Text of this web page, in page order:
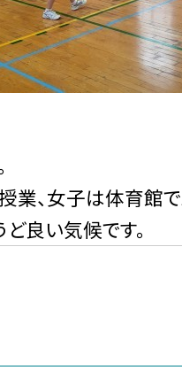
業、女子は体育館
ど良い気候です。